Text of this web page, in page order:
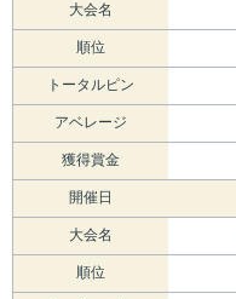
大会名
順位
トータルピン
アベレージ
獲得賞金
開催日
大会名
順位